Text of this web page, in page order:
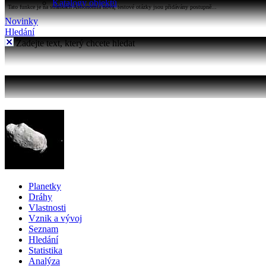
Katalogy objektů
Tato funkce je na stránkách Astronomia nová, testové otázky jsou přidávány postupně...
Novinky
Hledání
Zadejte text, který chcete hledat
Planetky
Dráhy
Vlastnosti
Vznik a vývoj
Seznam
Hledání
Statistika
Analýza